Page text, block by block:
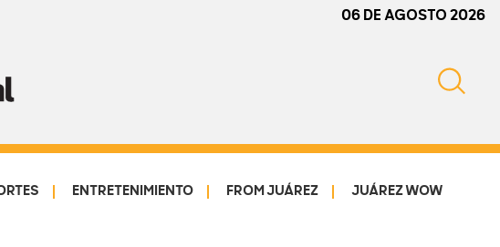
06 DE AGOSTO 2026
ENTRETENIMIENTO FROM JUÁREZ JUÁREZ WOW